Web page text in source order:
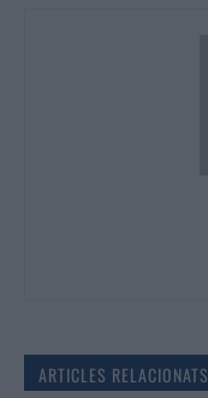
ARTICLES RELACIONATS